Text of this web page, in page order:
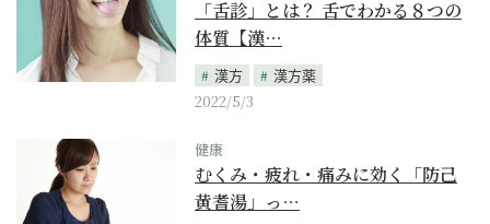
「舌診」とは？ 舌でわかる８つの
体質【漢…
漢方
漢方薬
2022/5/3
健康
むくみ・疲れ・痛みに効く「防己
黄耆湯」っ…